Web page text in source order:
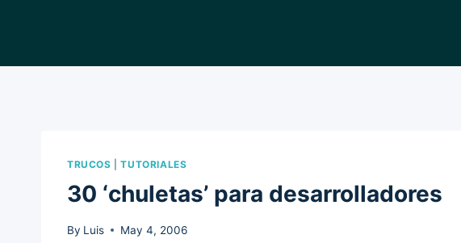
TRUCOS |TUTORIALES
30 ‘chuletas’ para desarrolladores
By Luis May 4, 2006